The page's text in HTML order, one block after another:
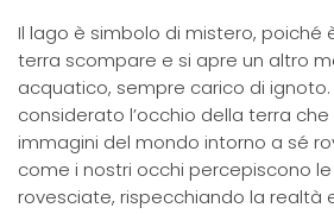
Il lago è simbolo di mistero, poiché
terra scompare e si apre un altro
acquatico, sempre carico di
considerato l’occhio della terra
immagini del mondo intorno a sé
come i nostri occhi percepiscono
rovesciate, rispecchiando la realtà